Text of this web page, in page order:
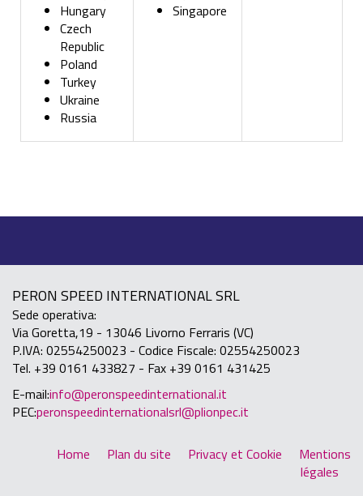
Hungary
Czech
Republic
Poland
Turkey
Ukraine
Russia
Singapore
PERON SPEED INTERNATIONAL SRL
Sede operativa:
Via Goretta,19 - 13046 Livorno Ferraris (VC)
P.IVA: 02554250023 - Codice Fiscale: 02554250023
Tel. +39 0161 433827 - Fax +39 0161 431425
E-mail:info@peronspeedinternational.it
PEC:peronspeedinternationalsrl@plionpec.it
Home Plan du site Privacy et Cookie
Mentions
légales